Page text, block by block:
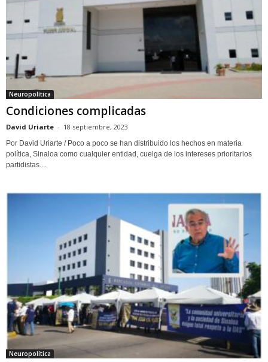
Neuropolítica
Condiciones complicadas
David Uriarte - 18 septiembre, 2023
Por David Uriarte / Poco a poco se han distribuido los hechos en materia
política, Sinaloa como cualquier entidad, cuelga de los intereses prioritarios
partidistas....
Neuropolítica